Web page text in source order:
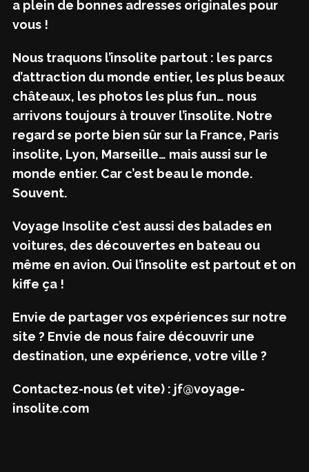
a plein de bonnes adresses originales pour
vous !
Nous traquons l’insolite partout : les parcs
d’attraction du monde entier, les plus beaux
châteaux, les photos les plus fun… nous
arrivons toujours à trouver l’insolite. Notre
regard se porte bien sûr sur la France, Paris
insolite, Lyon, Marseille… mais aussi sur le
monde entier. Car c’est beau le monde.
Souvent.
Voyage Insolite c’est aussi des balades en
voitures, des découvertes en bateau ou
même en avion. Oui l’insolite est partout et on
kiffe ça !
Envie de partager vos expériences sur notre
site ? Envie de nous faire découvrir une
destination, une expérience, votre ville ?
Contactez-nous (et vite) : jf@voyage-
insolite.com